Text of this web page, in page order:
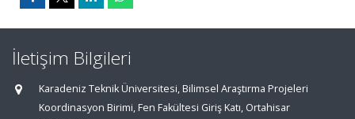
İletişim Bilgileri
Karadeniz Teknik Üniversitesi, Bilimsel Araştırma Projeleri
Koordinasyon Birimi, Fen Fakültesi Giriş Katı, Ortahisar